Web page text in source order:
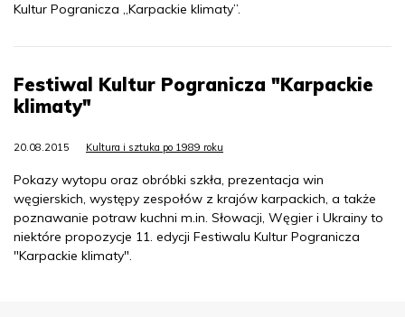
Kultur Pogranicza „Karpackie klimaty”.
Festiwal Kultur Pogranicza "Karpackie
klimaty"
20.08.2015 Kultura i sztuka po 1989 roku
Pokazy wytopu oraz obróbki szkła, prezentacja win
węgierskich, występy zespołów z krajów karpackich, a także
poznawanie potraw kuchni m.in. Słowacji, Węgier i Ukrainy to
niektóre propozycje 11. edycji Festiwalu Kultur Pogranicza
"Karpackie klimaty".